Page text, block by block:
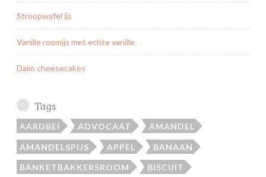
Stroopwafel ijs
Vanille roomijs met echte vanille
Daim cheesecakes
Tags
AARDBEI ADVOCAAT AMANDEL
AMANDELSPIJS APPEL BANAAN
BANKETBAKKERSROOM BISCUIT